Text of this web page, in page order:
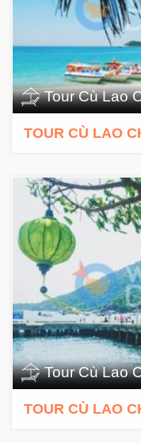
Tour Cù Lao
TOUR CÙ LAO
Tour Cù Lao
TOUR CÙ LAO